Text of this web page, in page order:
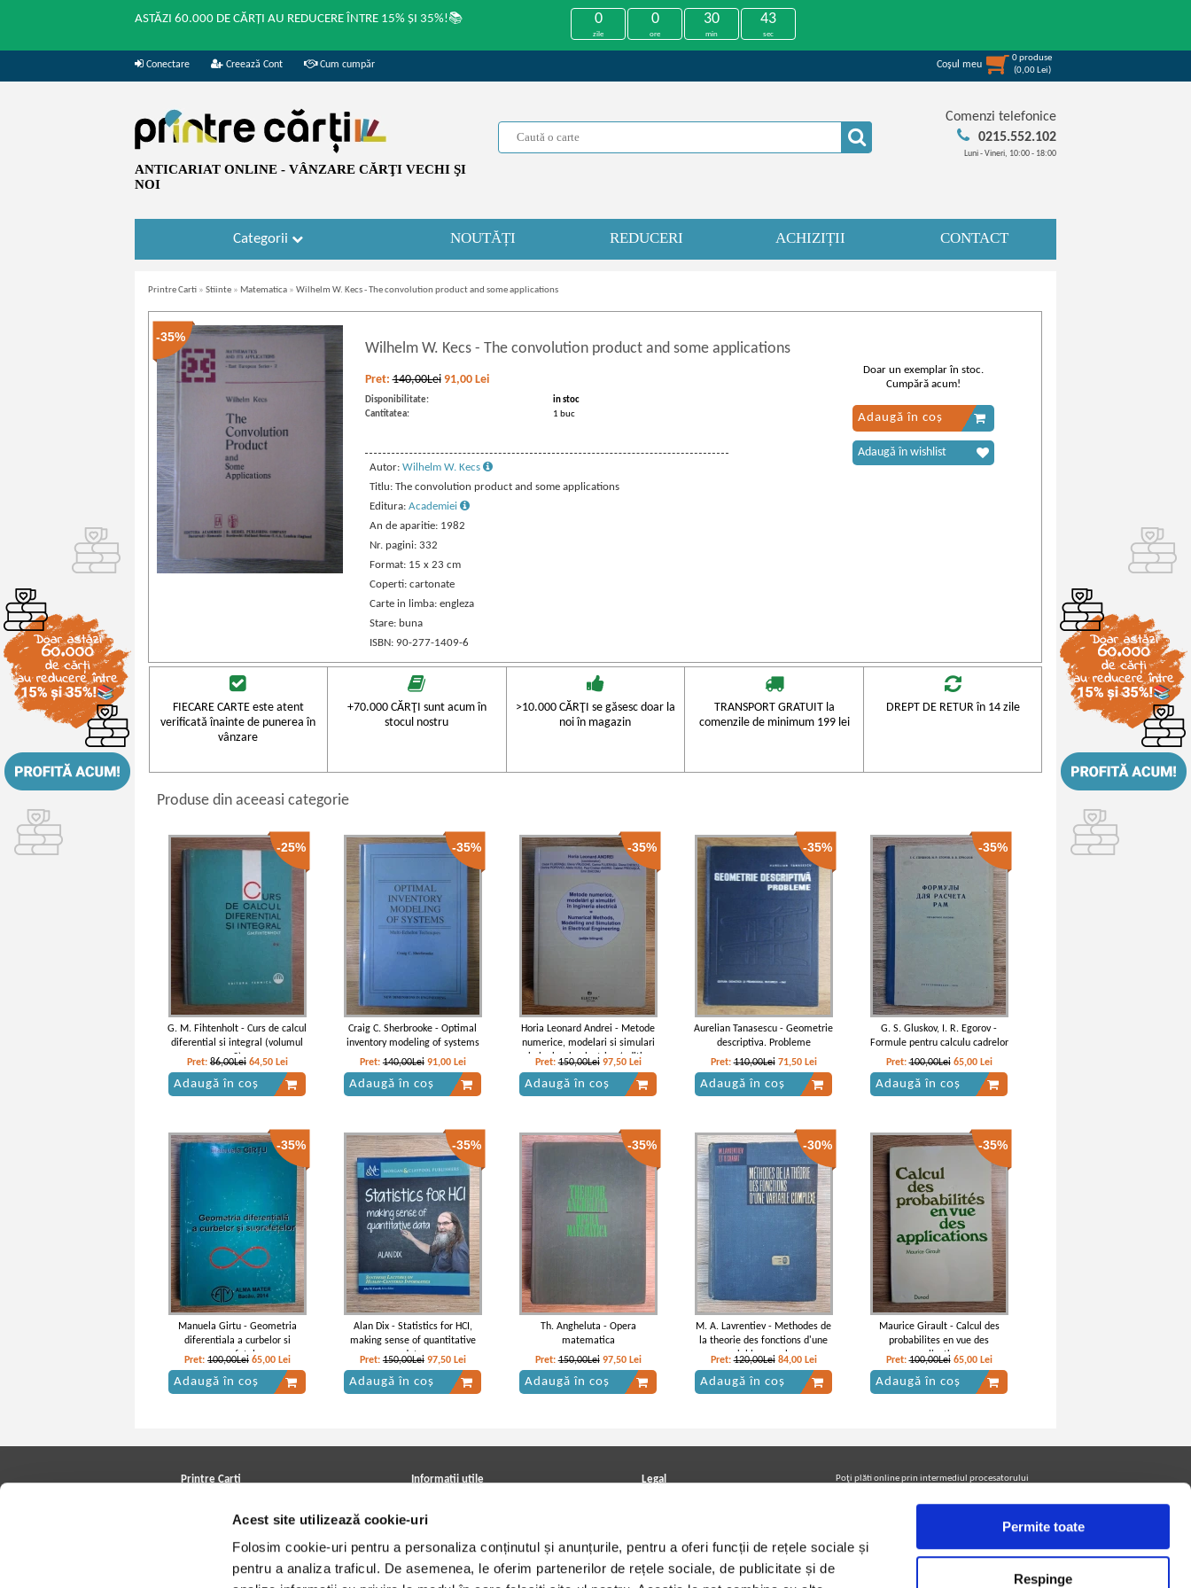
Acest site utilizează cookie-uri
Folosim cookie-uri pentru a personaliza conținutul și anunțurile, pentru a oferi funcții de rețele sociale și
pentru a analiza traficul. De asemenea, le oferim partenerilor de rețele sociale, de publicitate și de
Permite toate
Respinge
ASTĂZI 60.000 DE CĂRȚI AU REDUCERE ÎNTRE 15% ȘI 35%!📚 0
zile
0
ore
30
min
43
sec
Conectare Creează Cont Cum cumpăr Coşul meu
0produse
(0,00 Lei)
ANTICARIAT ONLINE - VÂNZARE CĂRŢI VECHI ŞI
NOI
Comenzi telefonice
0215.552.102
Luni - Vineri, 10:00 - 18:00
Categorii NOUTĂȚI REDUCERI ACHIZIȚII CONTACT
Printre Carti » Stiinte » Matematica » Wilhelm W. Kecs - The convolution product and some applications
-35%
Wilhelm W. Kecs - The convolution product and some applications
Pret:140,00Lei 91,00 Lei
Disponibilitate:
in stoc
Cantitatea:
1 buc
Autor: Wilhelm W. Kecs
Titlu: The convolution product and some applications
Editura: Academiei
An de aparitie: 1982
Nr. pagini: 332
Format: 15 x 23 cm
Coperti: cartonate
Carte in limba: engleza
Stare: buna
ISBN: 90-277-1409-6
Doar un exemplar în stoc.
Cumpără acum!
Adaugă în coș
Adaugă în wishlist
FIECARE CARTE este atent
verificată înainte de punerea în
vânzare
+70.000 CĂRŢI sunt acum în
stocul nostru
>10.000 CĂRŢI se găsesc doar la
noi în magazin
TRANSPORT GRATUIT la
comenzile de minimum 199 lei
DREPT DE RETUR în 14 zile
Produse din aceeasi categorie
-25%
G. M. Fihtenholt - Curs de calcul
diferential si integral (volumul
2)
Pret: 86,00Lei 64,50 Lei
Adaugă în coș
-35%
Craig C. Sherbrooke - Optimal
inventory modeling of systems
Pret:140,00Lei 91,00 Lei
Adaugă în coș
-35%
Horia Leonard Andrei - Metode
numerice, modelari si simulari
in ingineria electrica (editie
bilingva)
Pret:150,00Lei 97,50 Lei
Adaugă în coș
-35%
Aurelian Tanasescu - Geometrie
descriptiva. Probleme
Pret:110,00Lei 71,50 Lei
Adaugă în coș
-35%
G. S. Gluskov, I. R. Egorov -
Formule pentru calculu cadrelor
Pret:100,00Lei 65,00 Lei
Adaugă în coș
-35%
Manuela Girtu - Geometria
diferentiala a curbelor si
suprafetelor
Pret: 100,00Lei 65,00 Lei
Adaugă în coș
-35%
Alan Dix - Statistics for HCI,
making sense of quantitative
data
Pret:150,00Lei 97,50 Lei
Adaugă în coș
-35%
Th. Angheluta - Opera
matematica
Pret:150,00Lei 97,50 Lei
Adaugă în coș
-30%
M. A. Lavrentiev - Methodes de
la theorie des fonctions d'une
variable complexe
Pret:120,00Lei 84,00 Lei
Adaugă în coș
-35%
Maurice Girault - Calcul des
probabilites en vue des
applications
Pret:100,00Lei 65,00 Lei
Adaugă în coș
Printre Carti
Cele mai căutate cărți
Informatii utile
Achizitii viniluri, casete, CD/DVD
Cum cumpar?
Politica de livrare
Retur comenzi
Legal
Termeni si conditii
Utilizare cookie-uri
Poţi plăti online prin intermediul procesatorului
Urmăreşte-ne pe facebook pentru a fi la curent cu